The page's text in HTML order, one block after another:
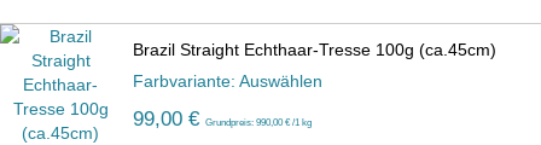
Brazil Straight Echthaar-Tresse 100g (ca.45cm)
Farbvariante: Auswählen
99,00 € Grundpreis: 990,00 € /1 kg